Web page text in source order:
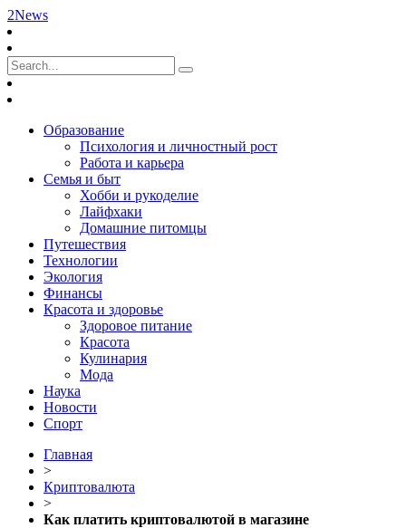
2News
Образование
Психология и личностный рост
Работа и карьера
Семья и быт
Хобби и рукоделие
Лайфхаки
Домашние питомцы
Путешествия
Технологии
Экология
Финансы
Красота и здоровье
Здоровое питание
Красота
Кулинария
Мода
Наука
Новости
Спорт
Главная
>
Криптовалюта
>
Как платить криптовалютой в магазине